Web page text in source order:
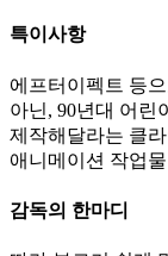
특이사항
에프터이펙트 등
아닌, 90년대 어린
제작해달라는 클
애니메이션 작업물
감독의 한마디